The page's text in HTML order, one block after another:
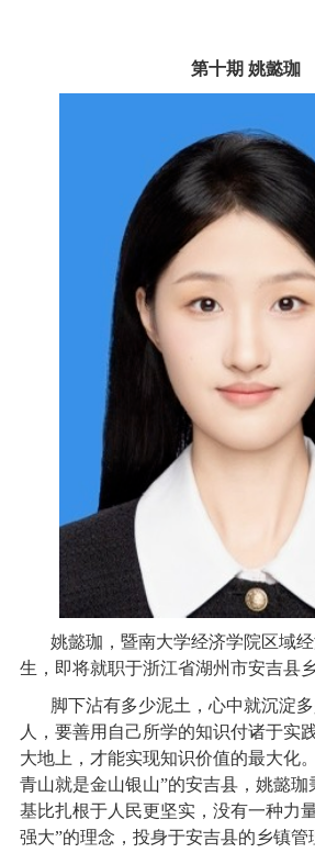
第十期 姚懿珈
姚懿珈，暨南大学经济学院区域
生，即将就职于浙江省湖州市安吉县
脚下沾有多少泥土，心中就沉淀
人，要善用自己所学的知识付诸于实
大地上，才能实现知识价值的最大化
青山就是金山银山”的安吉县，姚懿珈
基比扎根于人民更坚实，没有一种力
强大”的理念，投身于安吉县的乡镇管